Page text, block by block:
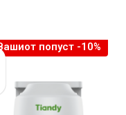
попуст -10%